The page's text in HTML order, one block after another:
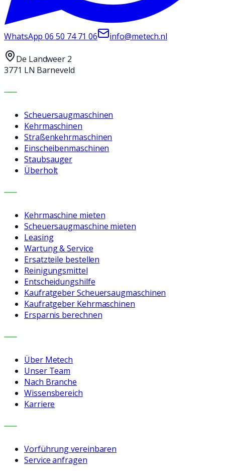
WhatsApp06 50 74 71 06 info@metech.nl
De Landweer 2
3771 LN Barneveld
MASCHINEN
Scheuersaugmaschinen
Kehrmaschinen
Straßenkehrmaschinen
Einscheibenmaschinen
Staubsauger
Überholt
LEISTUNGEN
Kehrmaschine mieten
Scheuersaugmaschine mieten
Leasing
Wartung & Service
Ersatzteile bestellen
Reinigungsmittel
Entscheidungshilfe
Kaufratgeber Scheuersaugmaschinen
Kaufratgeber Kehrmaschinen
Ersparnis berechnen
UNTERNEHMEN
Über Metech
Unser Team
Nach Branche
Wissensbereich
Karriere
KONTAKT
Vorführung vereinbaren
Service anfragen